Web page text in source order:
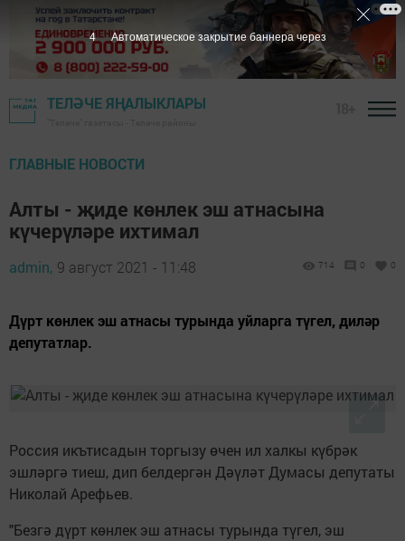
ТЕЛӘЧЕ ЯҢАЛЫКЛАРЫ
ГЛАВНЫЕ НОВОСТИ
Алты - җиде көнлек эш атнасына
күчерүләре ихтимал
admin, 9 август 2021 - 11:48 714 0 0
Дүрт көнлек эш атнасы турында уйларга түгел, диләр
депутатлар.
Россия икътисадын торгызу өчен ил халкы күбрәк
эшләргә тиеш, дип белдергән Дәүләт Думасы депутаты
Николай Арефьев.
"Безгә дүрт көнлек эш атнасы турында түгел, эш
3 Автоматическое закрытие баннера через